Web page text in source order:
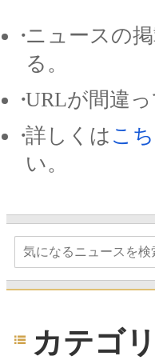
ニュースの
る。
URLが間違っ
詳しくは こ
い。
カテゴ